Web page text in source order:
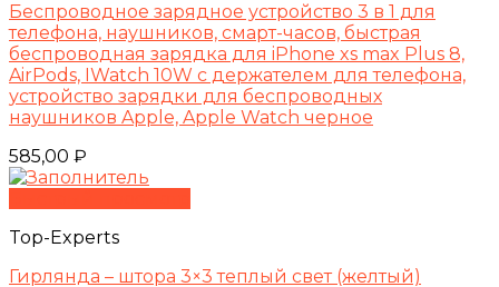
Беспроводное зарядное устройство 3 в 1 для
телефона, наушников, смарт-часов, быстрая
беспроводная зарядка для iPhone xs max Plus 8,
AirPods, IWatch 10W с держателем для телефона,
устройство зарядки для беспроводных
наушников Apple, Apple Watch черное
585,00 ₽
Top-Experts
Гирлянда – штора 3×3 теплый свет (желтый)